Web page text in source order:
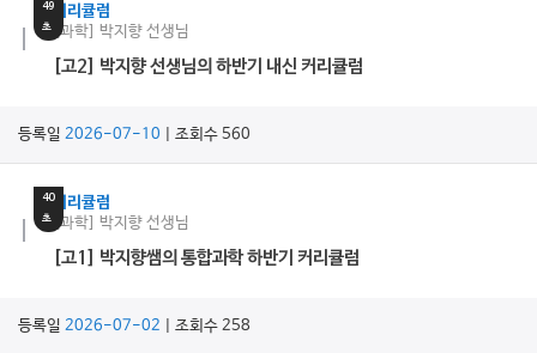
49
초
커리큘럼
[과학] 박지향 선생님
[고2] 박지향 선생님의 하반기 내신 커리큘럼
등록일 2026-07-10 | 조회수 560
40
초
커리큘럼
[과학] 박지향 선생님
[고1] 박지향쌤의 통합과학 하반기 커리큘럼
등록일 2026-07-02 | 조회수 258